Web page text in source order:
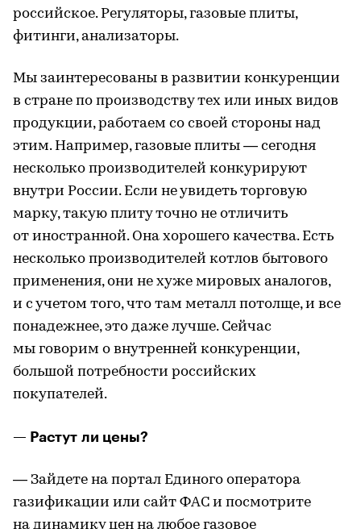
российское. Регуляторы, газовые плиты,
фитинги, анализаторы.
Мы заинтересованы в развитии конкуренции
в стране по производству тех или иных видов
продукции, работаем со своей стороны над
этим. Например, газовые плиты — сегодня
несколько производителей конкурируют
внутри России. Если не увидеть торговую
марку, такую плиту точно не отличить
от иностранной. Она хорошего качества. Есть
несколько производителей котлов бытового
применения, они не хуже мировых аналогов,
и с учетом того, что там металл потолще, и все
понадежнее, это даже лучше. Сейчас
мы говорим о внутренней конкуренции,
большой потребности российских
покупателей.
— Растут ли цены?
— Зайдете на портал Единого оператора
газификации или сайт ФАС и посмотрите
на динамику цен на любое газовое